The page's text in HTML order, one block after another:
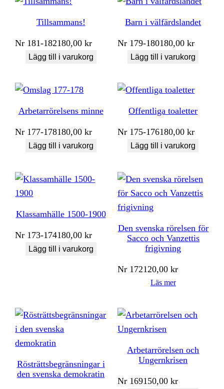
Tillsammans!
Nr 181-182180,00kr
Lägg till i varukorg
Barn i välfärdslandet
Nr 179-180180,00kr
Lägg till i varukorg
Arbetarrörelsens minne
Nr 177-178180,00kr
Lägg till i varukorg
Offentliga toaletter
Nr 175-176180,00kr
Lägg till i varukorg
Klassamhälle 1500-1900
Nr 173-174180,00kr
Lägg till i varukorg
Den svenska rörelsen för
Sacco och Vanzettis
frigivning
Nr 172120,00kr
Läs mer
Rösträttsbegränsningar i
den svenska demokratin
Arbetarrörelsen och
Ungernkrisen
Nr 169150,00kr